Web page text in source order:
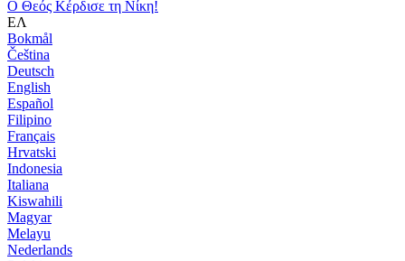
Ο Θεός Κέρδισε τη Νίκη!
ΕΛ
Bokmål
Čeština
Deutsch
English
Español
Filipino
Français
Hrvatski
Indonesia
Italiana
Kiswahili
Magyar
Melayu
Nederlands